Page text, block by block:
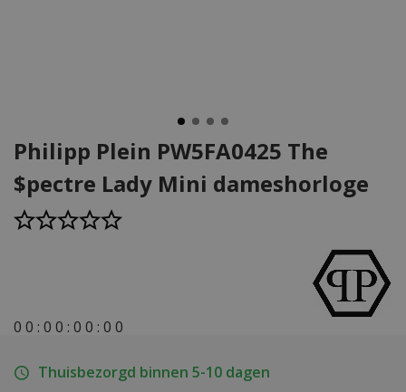
Philipp Plein PW5FA0425 The
$pectre Lady Mini dameshorloge
0 0 : 0 0 : 0 0 : 0 0
Thuisbezorgd binnen 5-10 dagen